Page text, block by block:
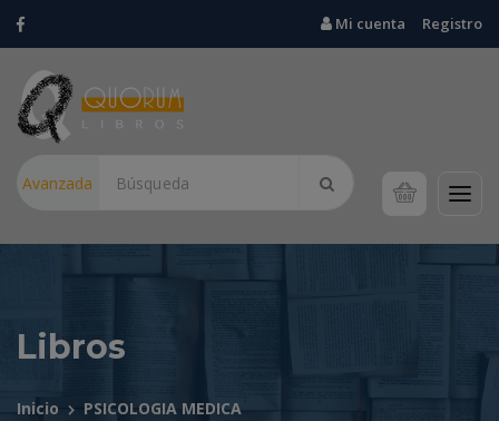
Mi cuenta Registro
Avanzada
Libros
Inicio
PSICOLOGIA MEDICA